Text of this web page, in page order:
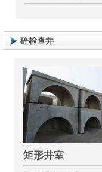
砼检查井
矩形井室